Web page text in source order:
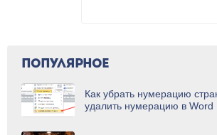
ПОПУЛЯРНОЕ
Как убрать нумерацию
удалить нумерацию в Word